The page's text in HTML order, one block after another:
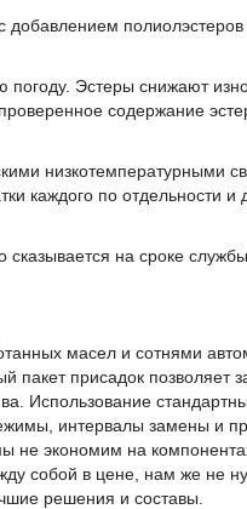
добавлением полиолэстеров
погоду. Эстеры снижают
содержание
низкотемпературными
каждого по отдельности и
сказывается на сроке
масел и сотнями
присадок позволяет
Использование
интервалы замены и
не экономим на
собой в цене, нам же не
решения и составы.